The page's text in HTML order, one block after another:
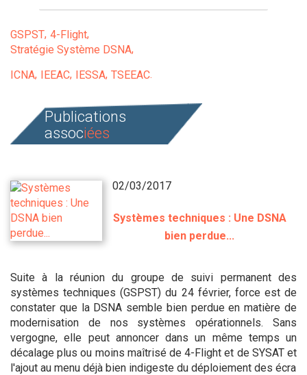
GSPST 4-Flight
Stratégie Système DSNA
ICNA IEEAC IESSA TSEEAC
Publications
associées
02/03/2017
Systèmes techniques : Une DSNA
bien perdue...
Suite à la réunion du groupe de suivi permanent des
systèmes techniques (GSPST) du 24 février, force est de
constater que la DSNA semble bien perdue en matière de
modernisation de nos systèmes opérationnels. Sans
vergogne, elle peut annoncer dans un même temps un
décalage plus ou moins maîtrisé de 4-Flight et de SYSAT et
l'ajout au menu déjà bien indigeste du déploiement des écra